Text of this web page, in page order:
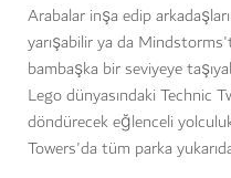
Arabalar inşa edip
yarışabilir ya da
bambaşka bir seviyeye
Lego dünyasındaki Technic
döndürecek eğlenceli
Towers'da tüm parka